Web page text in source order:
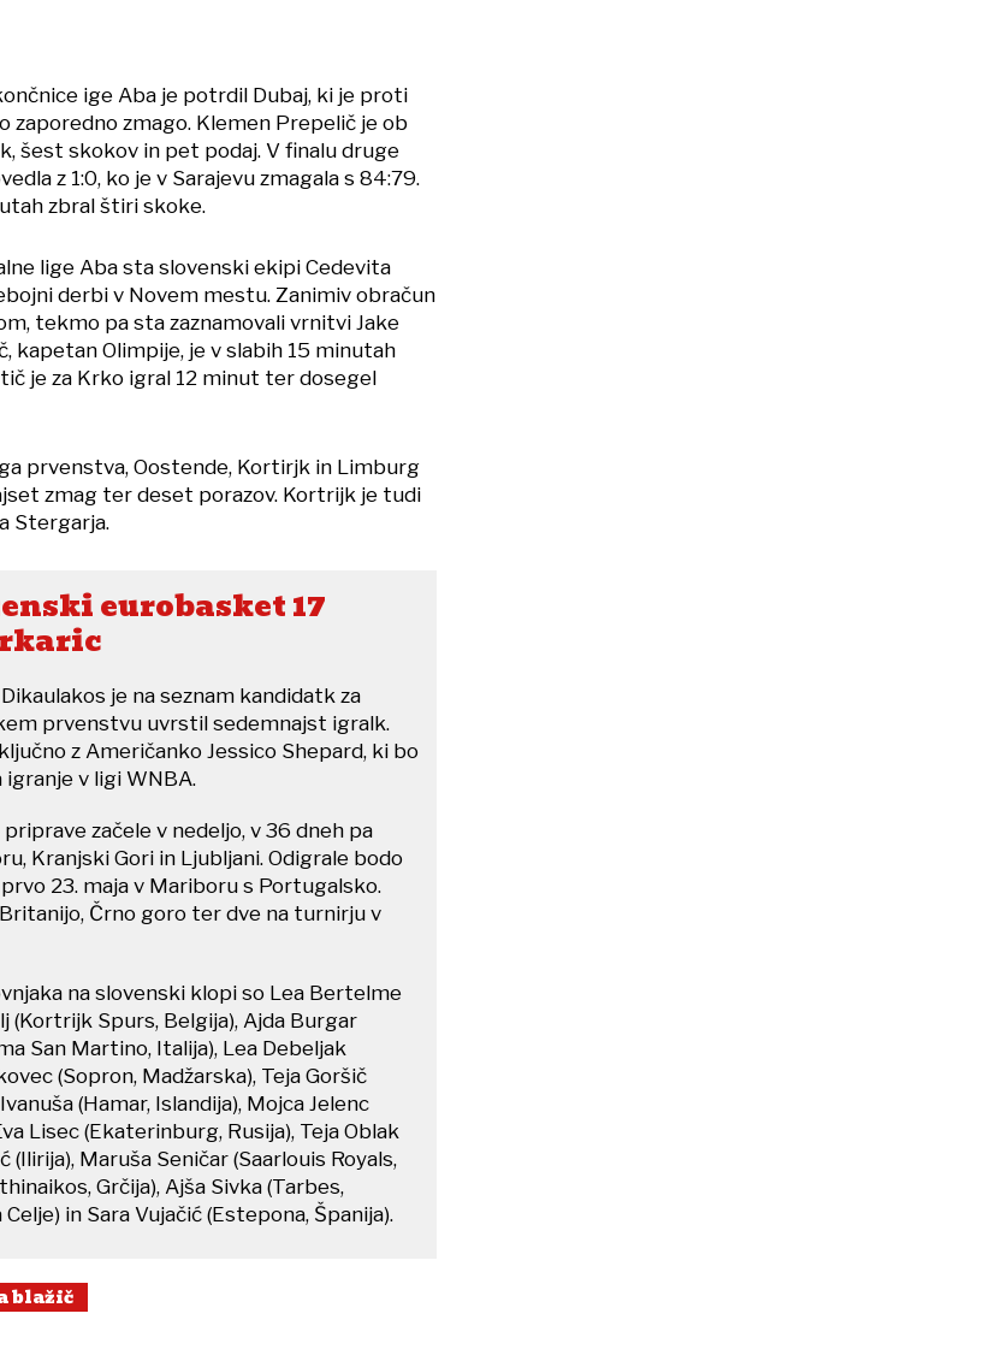
ige Aba je potrdil Dubaj, ki je proti
zaporedno zmago. Klemen Prepelič je ob
šest skokov in pet podaj. V finalu druge
z 1:0, ko je v Sarajevu zmagala s 84:79.
zbral štiri skoke.
lige Aba sta slovenski ekipi Cedevita
derbi v Novem mestu. Zanimiv obračun
tekmo pa sta zaznamovali vrnitvi Jake
kapetan Olimpije, je v slabih 15 minutah
je za Krko igral 12 minut ter dosegel
prvenstva, Oostende, Kortirjk in Limburg
zmag ter deset porazov. Kortrijk je tudi
Stergarja.
eurobasket 17
je na seznam kandidatk za
prvenstvu uvrstil sedemnajst igralk.
z Američanko Jessico Shepard, ki bo
v ligi WNBA.
začele v nedeljo, v 36 dneh pa
Kranjski Gori in Ljubljani. Odigrale bodo
23. maja v Mariboru s Portugalsko.
Črno goro ter dve na turnirju v
na slovenski klopi so Lea Bertelme
(Kortrijk Spurs, Belgija), Ajda Burgar
San Martino, Italija), Lea Debeljak
(Sopron, Madžarska), Teja Goršič
(Hamar, Islandija), Mojca Jelenc
Lisec (Ekaterinburg, Rusija), Teja Oblak
(Ilirija), Maruša Seničar (Saarlouis Royals,
Grčija), Ajša Sivka (Tarbes,
in Sara Vujačić (Estepona, Španija).
blažič